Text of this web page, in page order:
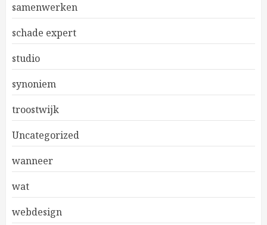
samenwerken
schade expert
studio
synoniem
troostwijk
Uncategorized
wanneer
wat
webdesign